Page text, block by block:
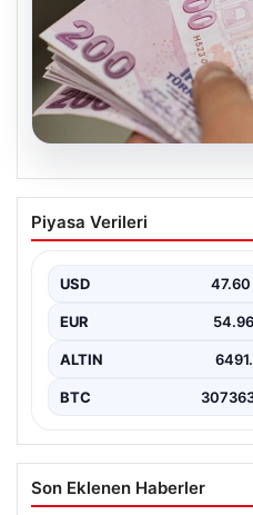
05.08.2026
Bayram
2026 Kurban
Piyasa Verileri
USD 47.60
EUR 54.96
ALTIN
BTC
Son Eklenen Haberler